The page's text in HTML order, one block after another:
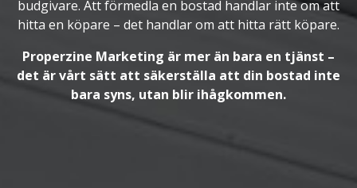
budgivare. Att förmedla en bostad handlar inte om att
hitta en köpare – det handlar om att hitta rätt köpare.
Properzine Marketing är mer än bara en tjänst –
det är vårt sätt att säkerställa att din bostad inte
bara syns, utan blir ihågkommen.